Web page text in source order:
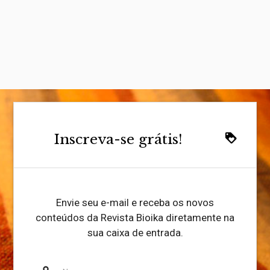
loyalty
Inscreva-se grátis!
Envie seu e-mail e receba os novos
conteúdos da Revista Bioika diretamente na
sua caixa de entrada.